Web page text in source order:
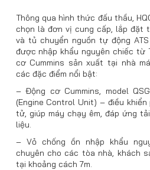
Thông qua hình thức đấu thầu,
chọn là đơn vị cung cấp, lắp đặt
và tủ chuyển nguồn tự động
được nhập khẩu nguyên chiếc từ
cơ Cummins sản xuất tại nhà
các đặc điểm nổi bật:
– Động cơ Cummins, model
(Engine Control Unit) – điều
tử, giúp máy chạy êm, đáp ứng
liệu.
– Vỏ chống ồn nhập khẩu
chuyên cho các tòa nhà, khách
tại khoảng cách 7m.